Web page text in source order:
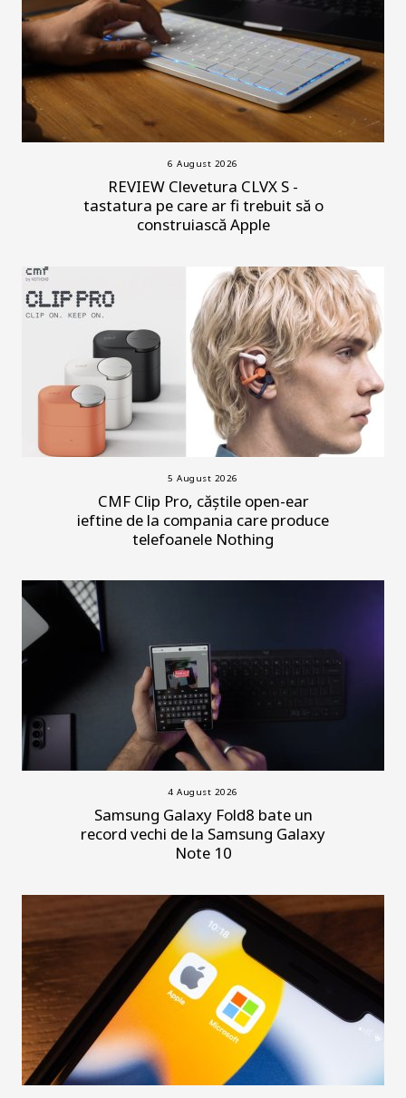
6 August 2026
REVIEW Clevetura CLVX S -
tastatura pe care ar fi trebuit să o
construiască Apple
5 August 2026
CMF Clip Pro, căștile open-ear
ieftine de la compania care produce
telefoanele Nothing
4 August 2026
Samsung Galaxy Fold8 bate un
record vechi de la Samsung Galaxy
Note 10